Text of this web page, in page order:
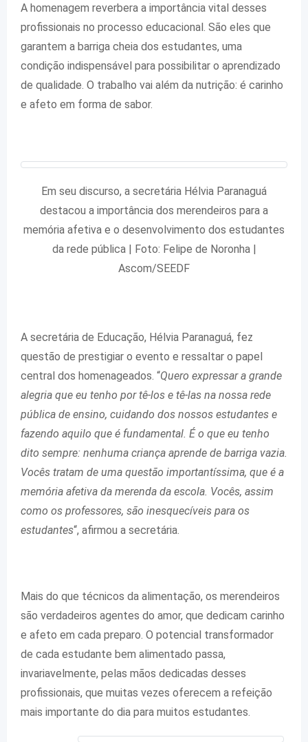
A homenagem reverbera a importância vital desses
profissionais no processo educacional. São eles que
garantem a barriga cheia dos estudantes, uma
condição indispensável para possibilitar o aprendizado
de qualidade. O trabalho vai além da nutrição: é carinho
e afeto em forma de sabor.
Em seu discurso, a secretária Hélvia Paranaguá
destacou a importância dos merendeiros para a
memória afetiva e o desenvolvimento dos estudantes
da rede pública | Foto: Felipe de Noronha |
Ascom/SEEDF
A secretária de Educação, Hélvia Paranaguá, fez
questão de prestigiar o evento e ressaltar o papel
central dos homenageados. “Quero expressar a grande
alegria que eu tenho por tê-los e tê-las na nossa rede
pública de ensino, cuidando dos nossos estudantes e
fazendo aquilo que é fundamental. É o que eu tenho
dito sempre: nenhuma criança aprende de barriga vazia.
Vocês tratam de uma questão importantíssima, que é a
memória afetiva da merenda da escola. Vocês, assim
como os professores, são inesquecíveis para os
estudantes“, afirmou a secretária.
Mais do que técnicos da alimentação, os merendeiros
são verdadeiros agentes do amor, que dedicam carinho
e afeto em cada preparo. O potencial transformador
de cada estudante bem alimentado passa,
invariavelmente, pelas mãos dedicadas desses
profissionais, que muitas vezes oferecem a refeição
mais importante do dia para muitos estudantes.